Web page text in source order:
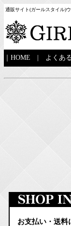
通販サイト(ガールスタイル)
HOME よくあ
お支払い・送料